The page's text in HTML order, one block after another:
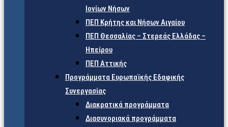
Ιονίων Νήσων
ΠΕΠ Κρήτης και Νήσων Αιγαίου
ΠΕΠ Θεσσαλίας – Στερεάς Ελλάδας –
Ηπείρου
ΠΕΠ Αττικής
Προγράμματα Ευρωπαϊκής Εδαφικής
Συνεργασίας
Διακρατικά προγράμματα
Διασυνοριακά προγράμματα